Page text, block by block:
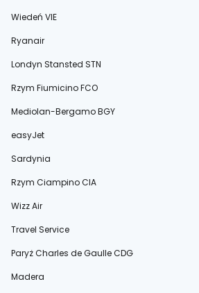
Wiedeń VIE
Ryanair
Londyn Stansted STN
Rzym Fiumicino FCO
Mediolan-Bergamo BGY
easyJet
Sardynia
Rzym Ciampino CIA
Wizz Air
Travel Service
Paryż Charles de Gaulle CDG
Madera